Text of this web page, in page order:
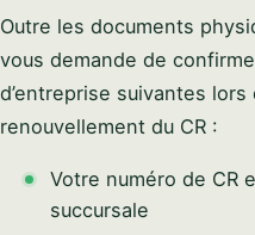
Outre les documents
vous demande de
d’entreprise suivantes
renouvellement du CR :
Votre numéro de CR
succursale